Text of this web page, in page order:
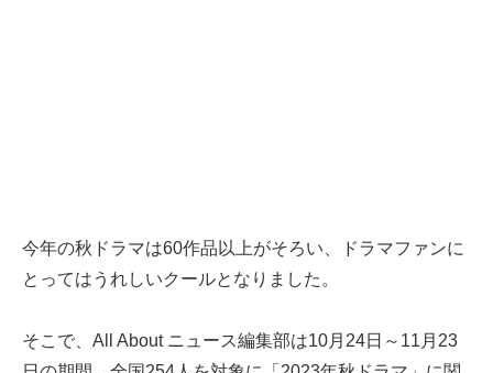
今年の秋ドラマは60作品以上がそろい、ドラマファンに
とってはうれしいクールとなりました。
そこで、All About ニュース編集部は10月24日～11月23